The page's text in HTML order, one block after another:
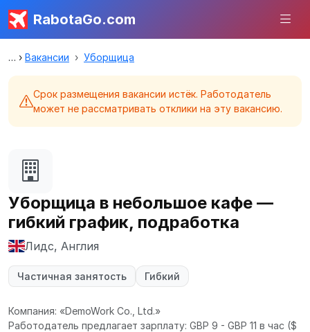
RabotaGo.com
Вакансии Уборщица
Срок размещения вакансии истёк. Работодатель
может не рассматривать отклики на эту вакансию.
Уборщица в небольшое кафе —
гибкий график, подработка
Лидс, Англия
Частичная занятость Гибкий
Компания: «DemoWork Co., Ltd.»
Работодатель предлагает зарплату: GBP 9 - GBP 11 в час ($